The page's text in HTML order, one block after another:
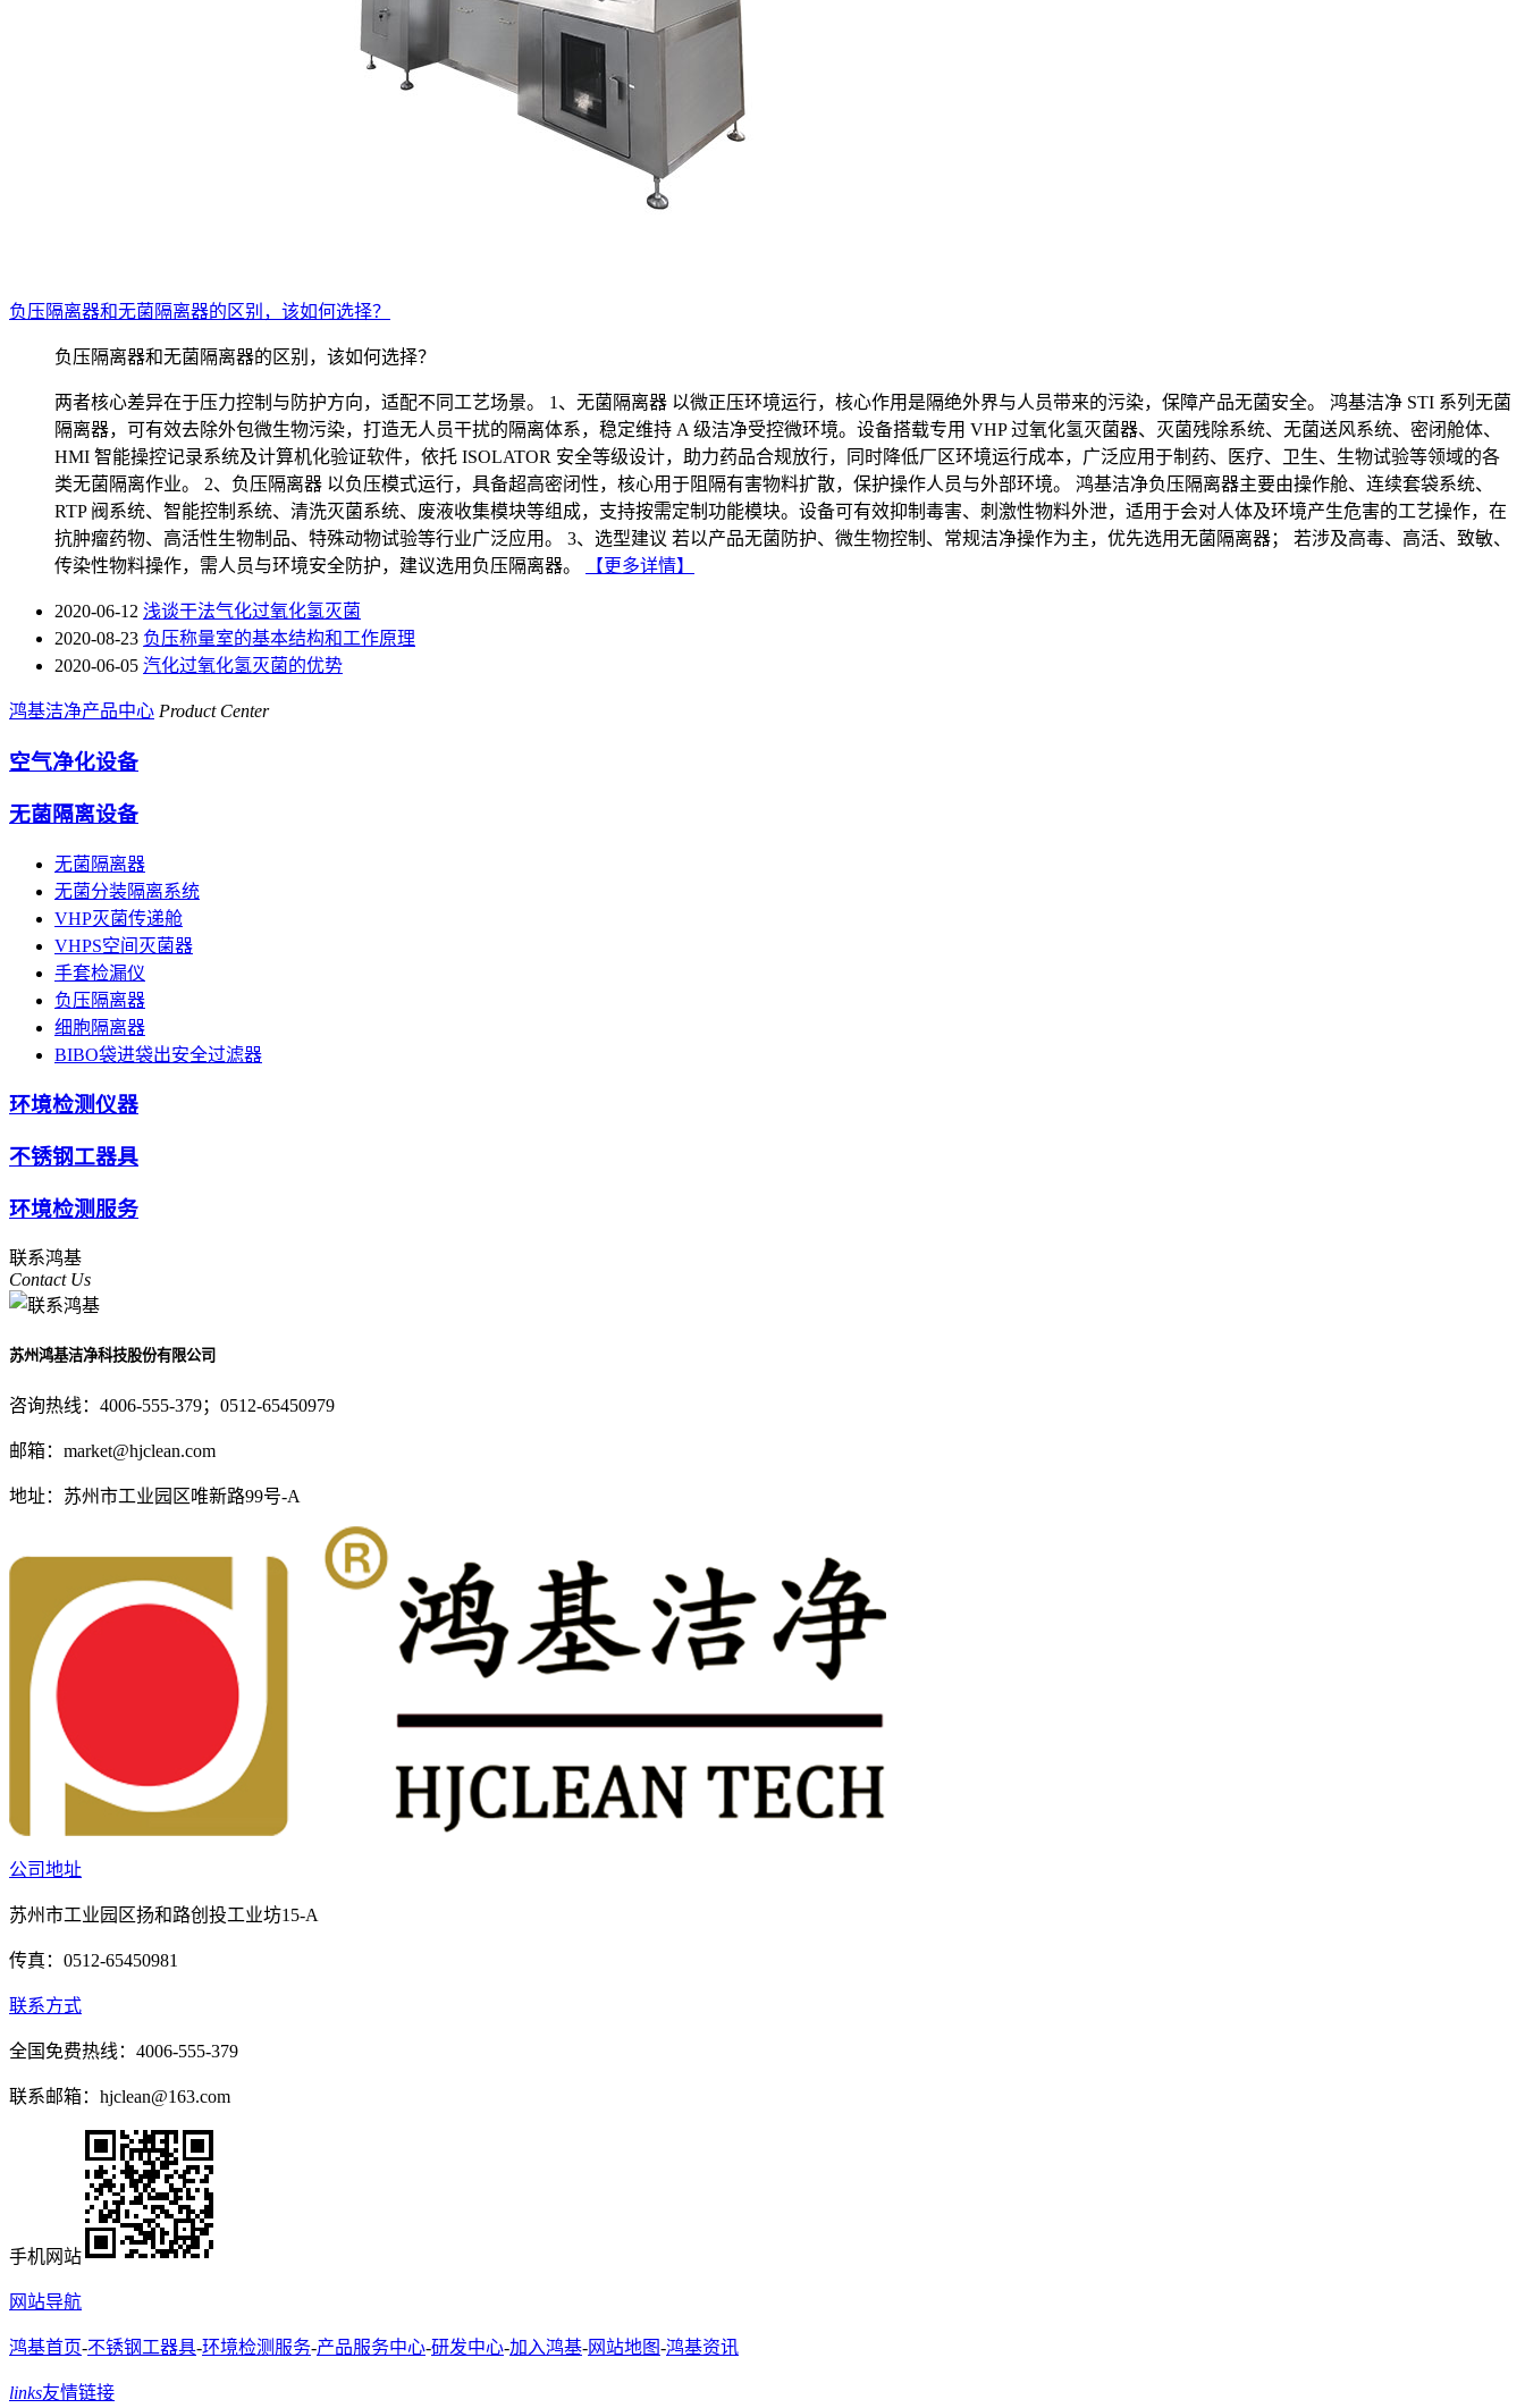
负压隔离器和无菌隔离器的区别，该如何选择？
负压隔离器和无菌隔离器的区别，该如何选择？
两者核心差异在于压力控制与防护方向，适配不同工艺场景。 1、无菌隔离器 以微正压环境运行，核心作用是隔绝外界与人员带来的污染，保障产品无菌安全。 鸿基洁净 STI 系列无菌
隔离器，可有效去除外包微生物污染，打造无人员干扰的隔离体系，稳定维持 A 级洁净受控微环境。设备搭载专用 VHP 过氧化氢灭菌器、灭菌残除系统、无菌送风系统、密闭舱体、
HMI 智能操控记录系统及计算机化验证软件，依托 ISOLATOR 安全等级设计，助力药品合规放行，同时降低厂区环境运行成本，广泛应用于制药、医疗、卫生、生物试验等领域的各
类无菌隔离作业。 2、负压隔离器 以负压模式运行，具备超高密闭性，核心用于阻隔有害物料扩散，保护操作人员与外部环境。 鸿基洁净负压隔离器主要由操作舱、连续套袋系统、
RTP 阀系统、智能控制系统、清洗灭菌系统、废液收集模块等组成，支持按需定制功能模块。设备可有效抑制毒害、刺激性物料外泄，适用于会对人体及环境产生危害的工艺操作，在
抗肿瘤药物、高活性生物制品、特殊动物试验等行业广泛应用。 3、选型建议 若以产品无菌防护、微生物控制、常规洁净操作为主，优先选用无菌隔离器； 若涉及高毒、高活、致敏、
传染性物料操作，需人员与环境安全防护，建议选用负压隔离器。
【更多详情】
2020-06-12 浅谈干法气化过氧化氢灭菌
2020-08-23 负压称量室的基本结构和工作原理
2020-06-05 汽化过氧化氢灭菌的优势
鸿基洁净产品中心 Product Center
空气净化设备
无菌隔离设备
无菌隔离器
无菌分装隔离系统
VHP灭菌传递舱
VHPS空间灭菌器
手套检漏仪
负压隔离器
细胞隔离器
BIBO袋进袋出安全过滤器
环境检测仪器
不锈钢工器具
环境检测服务
联系鸿基
Contact Us
苏州鸿基洁净科技股份有限公司
咨询热线： 4006-555-379；0512-65450979
邮箱： market@hjclean.com
地址： 苏州市工业园区唯新路99号-A
公司地址
苏州市工业园区扬和路创投工业坊15-A
传真：0512-65450981
联系方式
全国免费热线：4006-555-379
联系邮箱：hjclean@163.com
手机网站
网站导航
鸿基首页-不锈钢工器具-环境检测服务-产品服务中心-研发中心-加入鸿基-网站地图-鸿基资讯
links友情链接